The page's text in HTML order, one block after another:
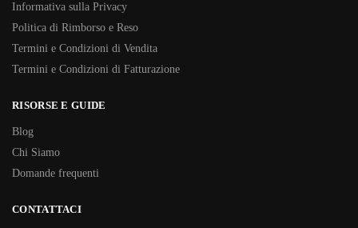
Informativa sulla Privacy
Politica di Rimborso e Reso
Termini e Condizioni di Vendita
Termini e Condizioni di Fatturazione
RISORSE E GUIDE
Blog
Chi Siamo
Domande frequenti
CONTATTACI